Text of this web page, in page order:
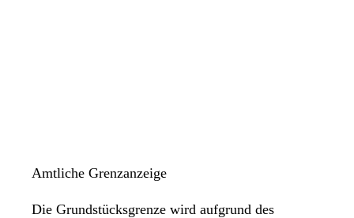
Amtliche Grenzanzeige
Die Grundstücksgrenze wird aufgrund des